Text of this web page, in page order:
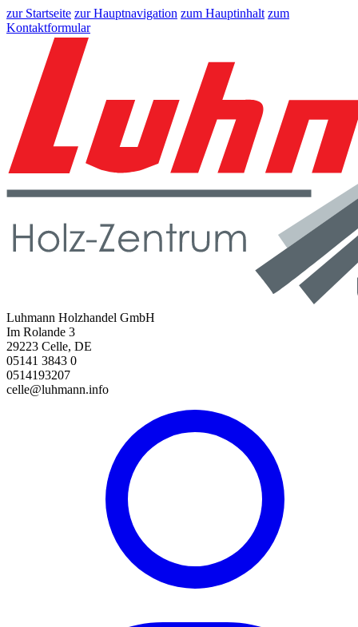
zur Startseite zur Hauptnavigation zum Hauptinhalt zum
Kontaktformular
Luhmann Holzhandel GmbH
Im Rolande 3
29223 Celle, DE
05141 3843 0
0514193207
celle@luhmann.info